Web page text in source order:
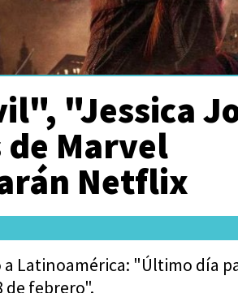
"Jessica
de Marvel
Netflix
Latinoamérica: "Último día
febrero".